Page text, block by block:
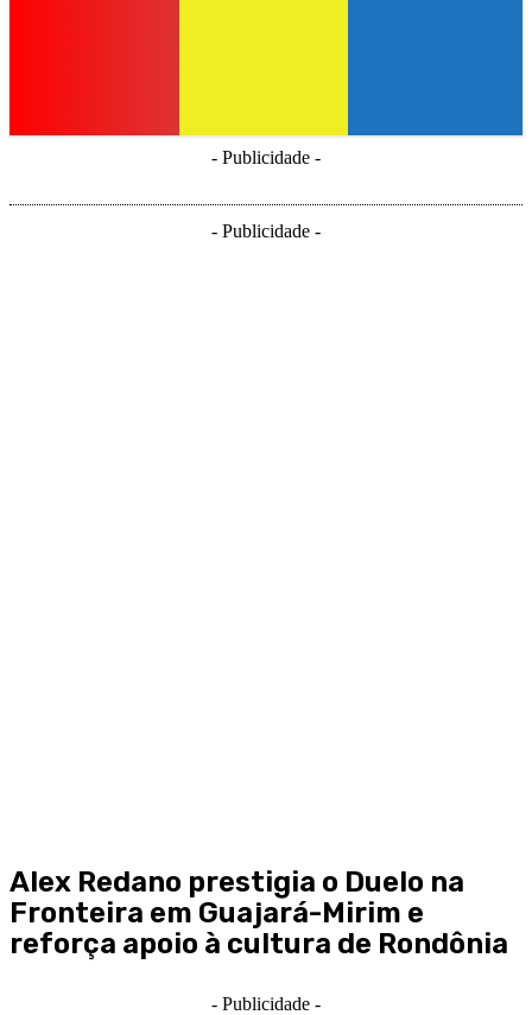
- Publicidade -
- Publicidade -
Alex Redano prestigia o Duelo na
Fronteira em Guajará-Mirim e
reforça apoio à cultura de Rondônia
- Publicidade -